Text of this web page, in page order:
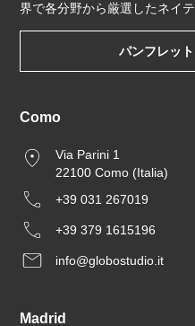
界で各分野から厳選したネイ
パンフレッ
Como
Via Parini 1
22100 Como (Italia)
+39 031 267019
+39 379 1615196
info@globostudio.it
Madrid